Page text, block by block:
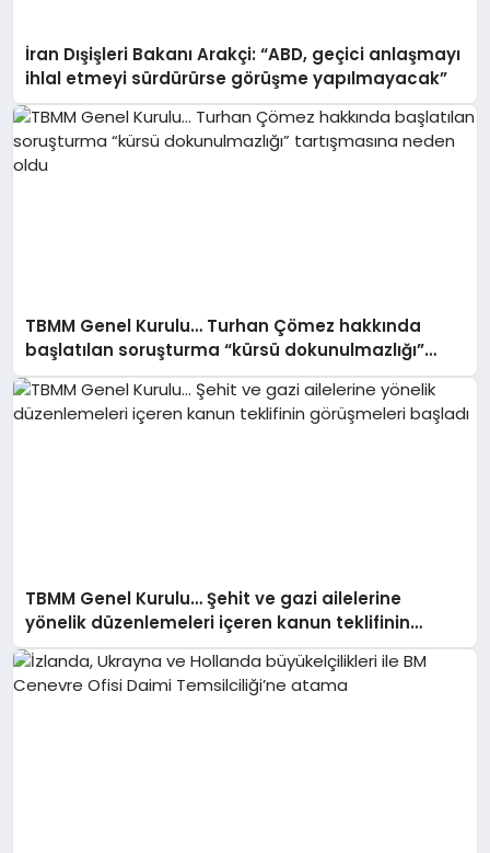
İran Dışişleri Bakanı Arakçi: “ABD, geçici anlaşmayı
ihlal etmeyi sürdürürse görüşme yapılmayacak”
TBMM Genel Kurulu… Turhan Çömez hakkında
başlatılan soruşturma “kürsü dokunulmazlığı”
tartışmasına neden oldu
TBMM Genel Kurulu… Şehit ve gazi ailelerine
yönelik düzenlemeleri içeren kanun teklifinin
görüşmeleri başladı